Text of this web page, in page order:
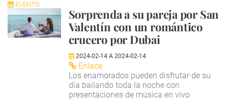
EVENTO
Sorprenda a su pareja por San
Valentín con un romántico
crucero por Dubai
2024-02-14A 2024-02-14
Enlace
Los enamorados pueden disfrutar de su
día bailando toda la noche con
presentaciones de música en vivo